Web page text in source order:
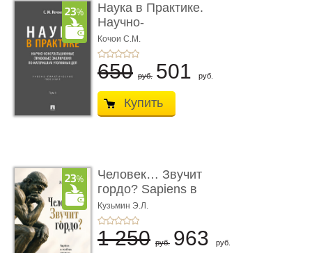
Наука в Практике.
Научно-
консультационные (пра
...
Кочои С.М.
650 руб. 501 руб.
Купить
Человек… Звучит
гордо? Sapiens в
тенётах социума � ...
Кузьмин Э.Л.
1 250 руб. 963 руб.